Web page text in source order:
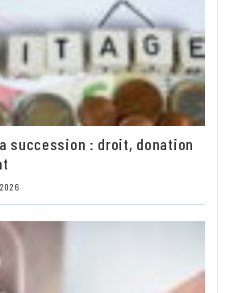
succession : droit, donation